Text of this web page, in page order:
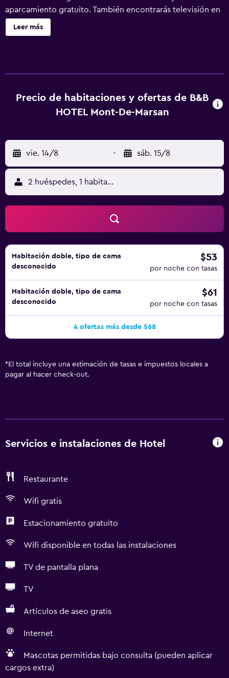
aparcamiento gratuito. También encontrarás televisión en
una zona común, personal multilingüe y una máquina
expendedora. B&B HOTEL Mont-de-Marsan ofrece 62
baños están equipados con ducha con cabezal de ducha
tipo lluvia. Los huéspedes pueden navegar por la web
escritorio. Es posible solicitar tabla de planchar con
plancha y secador de pelo. Se ofrece servicio de limpieza
todos los días.
Leer más
Precio de habitaciones y ofertas de B&B
HOTEL Mont-De-Marsan
vie. 14/8 - sáb. 15/8
2 huéspedes, 1 habitación
Habitación doble, tipo de cama
desconocido
$53
por noche con tasas
Habitación doble, tipo de cama
desconocido
$61
por noche con tasas
4 ofertas más desde $68
* El total incluye una estimación de tasas e impuestos locales a
pagar al hacer check-out.
Servicios e instalaciones de Hotel
Restaurante
Wifi gratis
Estacionamiento gratuito
Wifi disponible en todas las instalaciones
TV de pantalla plana
TV
Artículos de aseo gratis
Internet
Mascotas permitidas bajo consulta (pueden aplicar
cargos extra)